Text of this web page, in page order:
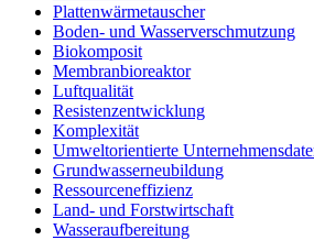
Plattenwärmetauscher
Boden- und Wasserverschmutzung
Biokomposit
Membranbioreaktor
Luftqualität
Resistenzentwicklung
Komplexität
Umweltorientierte
Grundwasserneubildung
Ressourceneffizienz
Land- und Forstwirtschaft
Wasseraufbereitung